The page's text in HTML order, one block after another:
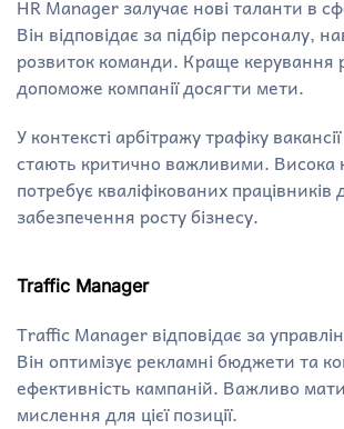
HR Manager залучає нові таланти в
Він відповідає за підбір персоналу,
розвиток команди. Краще керування
допоможе компанії досягти мети.
У контексті арбітражу трафіку
стають критично важливими. Висока
потребує кваліфікованих працівників
забезпечення росту бізнесу.
Traffic Manager
Traffic Manager відповідає за
Він оптимізує рекламні бюджети та
ефективність кампаній. Важливо
мислення для цієї позиції.